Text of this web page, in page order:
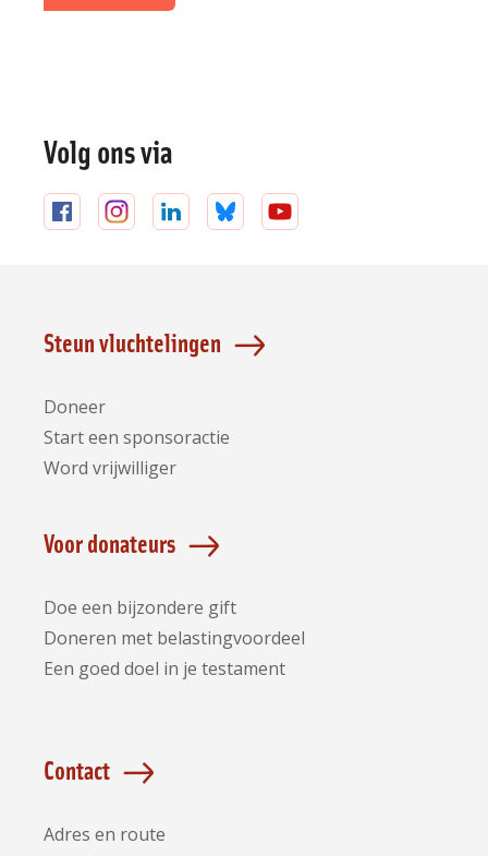
Volg ons via
Volg
Volg
Volg
Volg
Volg
Steun vluchtelingen
Doneer
Start een sponsoractie
Word vrijwilliger
Voor donateurs
Doe een bijzondere gift
Doneren met belastingvoordeel
Een goed doel in je testament
Contact
Adres en route